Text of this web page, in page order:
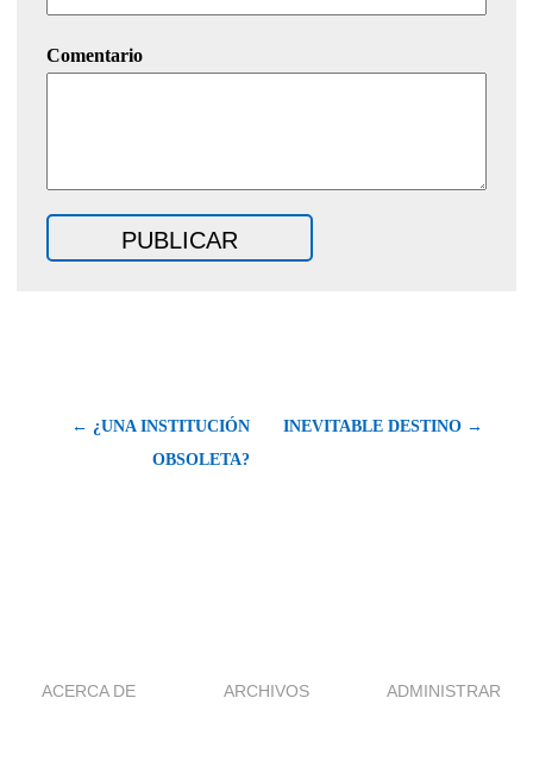
Comentario
← ¿UNA INSTITUCIÓN
OBSOLETA?
INEVITABLE DESTINO →
ACERCA DE ARCHIVOS ADMINISTRAR